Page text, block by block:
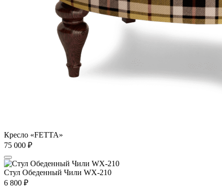
Кресло «FETTA»
75 000 ₽
Стул Обеденный Чили WX-210
6 800 ₽